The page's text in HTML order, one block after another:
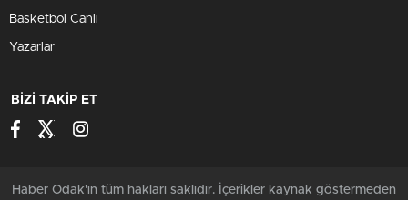
Basketbol Canlı
Yazarlar
BİZİ TAKİP ET
Haber Odak'ın tüm hakları saklıdır. İçerikler kaynak göstermeden